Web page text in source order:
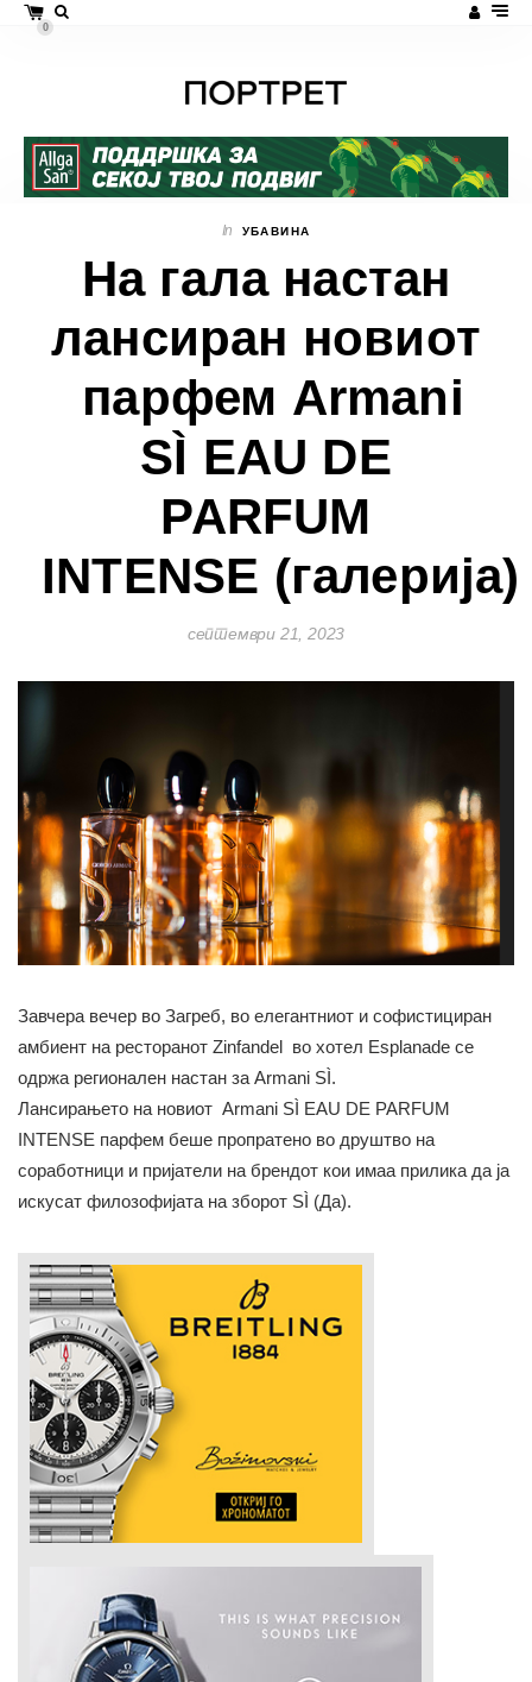
0
In УБАВИНА
На гала настан
лансиран новиот
парфем Armani
SÌ EAU DE
PARFUM
INTENSE (галерија)
септември 21, 2023
Завчера вечер во Загреб, во елегантниот и софистициран
амбиент на ресторанот Zinfandel во хотел Esplanade се
одржа регионален настан за Armani SÌ.
Лансирањето на новиот Armani SÌ EAU DE PARFUM
INTENSE парфем беше пропратено во друштво на
соработници и пријатели на брендот кои имаа прилика да ја
искусат филозофијата на зборот SÌ (Да).